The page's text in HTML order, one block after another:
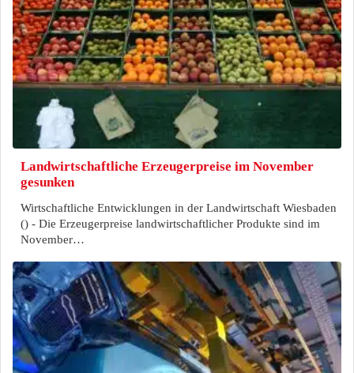
Landwirtschaftliche Erzeugerpreise im November
gesunken
Wirtschaftliche Entwicklungen in der Landwirtschaft Wiesbaden
() - Die Erzeugerpreise landwirtschaftlicher Produkte sind im
November…